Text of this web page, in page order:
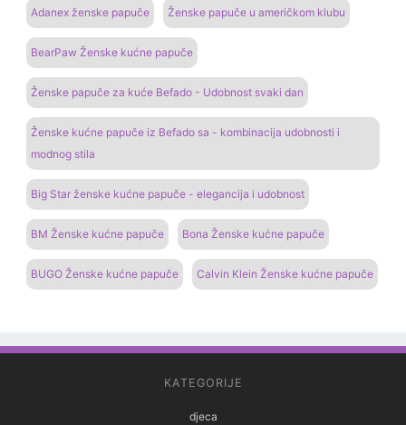
Adanex ženske papuče Ženske papuče u američkom klubu
BearPaw Ženske kućne papuče
Ženske papuče za kuće Befado - Udobnost svaki dan
Ženske kućne papuče iz Befado sa - kombinacija udobnosti i
modnog stila
Big Star ženske kućne papuče - elegancija i udobnost
BM Ženske kućne papuče Bona Ženske kućne papuče
BUGO Ženske kućne papuče Calvin Klein Ženske kućne papuče
KATEGORIJE
djeca